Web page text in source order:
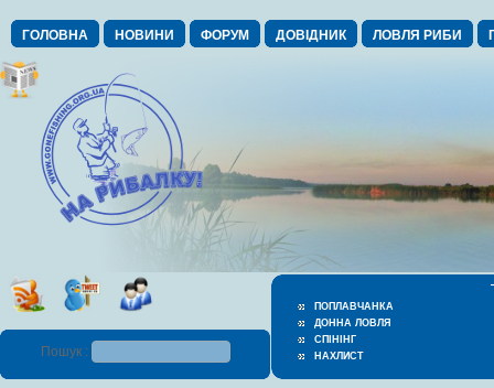
ГОЛОВНА НОВИНИ ФОРУМ ДОВІДНИК ЛОВЛЯ РИБИ
ПОПЛАВЧАНКА
ДОННА ЛОВЛЯ
СПІНІНГ
НАХЛИСТ
Пошук :